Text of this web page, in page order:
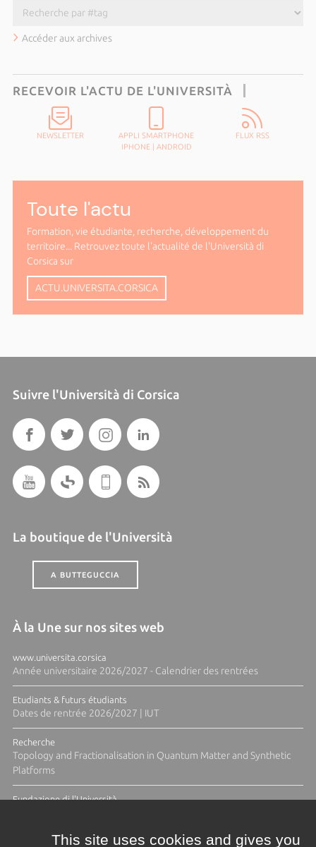
Accéder aux archives
RECEVOIR L'ACTU DE L'UNIVERSITÀ
NEWSLETTER
APPLI SMARTPHONE
IPHONE| ANDROID
FLUX RSS
Toute l'actu
Formation, vie étudiante, recherche, développement du
territoire... Retrouvez toute l'actualité de l'Università di
Corsica sur
ACTU.UNIVERSITA.CORSICA
Suivre l'Università di Corsica
La boutique de l'Università
A BUTTEGUCCIA
À la Une sur nos sites web
www.universita.corsica
Année universitaire 2026/2027 - Calendrier des rentrées
Etudiants & futurs étudiants
Dates de rentrée 2026/2027 | IUT
Recherche
Topology and Fractionalisation in Quantum Matter and Synthetic
Platforms
Fundazione di l'Università
This site uses cookies and gives you